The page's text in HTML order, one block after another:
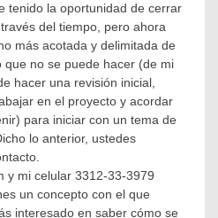
tenido la oportunidad de cerrar
del tiempo, pero ahora
más acotada y delimitada de
que no se puede hacer (de mi
hacer una revisión inicial,
en el proyecto y acordar
para iniciar con un tema de
lo anterior, ustedes
y mi celular 3312-33-3979
un concepto con el que
interesado en saber cómo se